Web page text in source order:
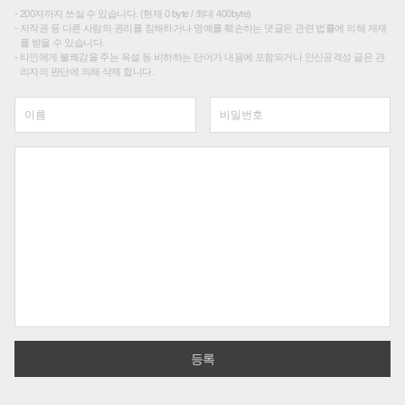
200자까지 쓰실 수 있습니다. (현재 0 byte / 최대 400byte)
저작권 등 다른 사람의 권리를 침해하거나 명예를 훼손하는 댓글은 관련 법률에 의해 제재
를 받을 수 있습니다.
타인에게 불쾌감을 주는 욕설 등 비하하는 단어가 내용에 포함되거나 인신공격성 글은 관
리자의 판단에 의해 삭제 합니다.